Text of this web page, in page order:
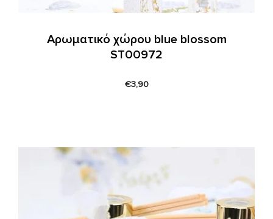
Αρωματικό χώρου blue blossom
ST00972
€3,90